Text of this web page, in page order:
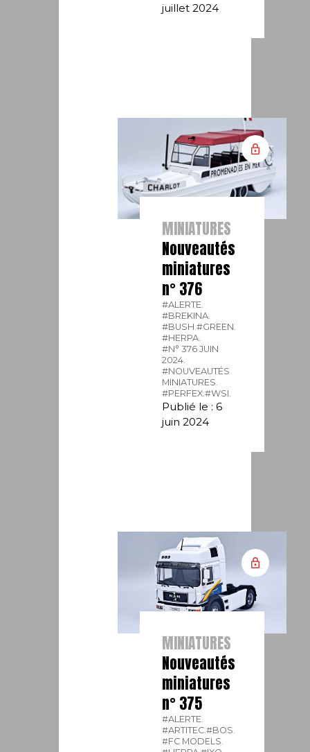
juillet 2024
MINIATURES
Nouveautés
miniatures
n° 376
#ALERTE.
#BREKINA.
#BUSH.#GREEN.
#HERPA.
#N° 376 JUIN
2024.
#NOUVEAUTÉS
MINIATURES.
#PERFEX.#WSI.
Publié le : 6
juin 2024
MINIATURES
Nouveautés
miniatures
n° 375
#ALERTE.
#ARTITEC.#BOS.
#FC MODELS.